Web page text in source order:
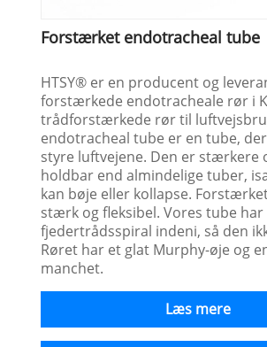
Forstærket endotracheal tube
HTSY® er en producent og
forstærkede endotracheale rør i
trådforstærkede rør til
endotracheal tube er en tube,
styre luftvejene. Den er stærkere
holdbar end almindelige tuber,
kan bøje eller kollapse.
stærk og fleksibel. Vores tube har
fjedertrådsspiral indeni, så den
Røret har et glat Murphy-øje og
manchet.
Læs mere